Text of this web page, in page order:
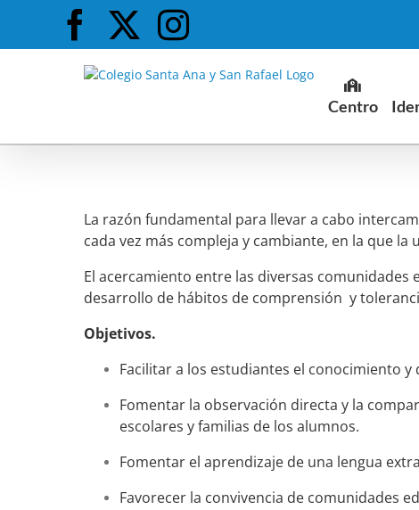
contenido
Facebook
X Instagram
Centro
La razón fundamental para llevar a cabo
cada vez más compleja y cambiante, en la que
El acercamiento entre las diversas
desarrollo de hábitos de comprensión y
Objetivos.
Facilitar a los estudiantes el conocimiento
Fomentar la observación directa y la
escolares y familias de los alumnos.
Fomentar el aprendizaje de una lengua
Favorecer la convivencia de comunidades